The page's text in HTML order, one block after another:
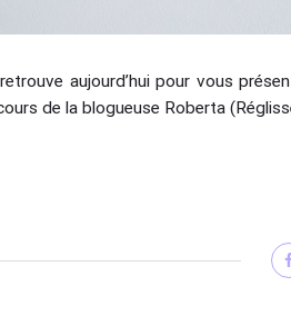
aujourd’hui pour vous
de la blogueuse Roberta